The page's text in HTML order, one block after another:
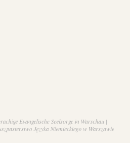
Evangelische Seelsorge in Warschau |
Języka Niemieckiego w Warszawie